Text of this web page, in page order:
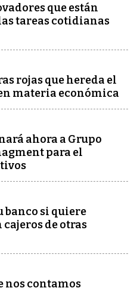
que están
tareas cotidianas
rojas que hereda el
materia económica
ahora a Grupo
para el
banco si quiere
de otras
nos contamos